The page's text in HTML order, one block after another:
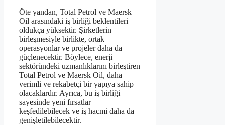
Öte yandan, Total Petrol ve Maersk
Oil arasındaki iş birliği beklentileri
oldukça yüksektir. Şirketlerin
birleşmesiyle birlikte, ortak
operasyonlar ve projeler daha da
güçlenecektir. Böylece, enerji
sektöründeki uzmanlıklarını birleştiren
Total Petrol ve Maersk Oil, daha
verimli ve rekabetçi bir yapıya sahip
olacaklardır. Ayrıca, bu iş birliği
sayesinde yeni fırsatlar
keşfedilebilecek ve iş hacmi daha da
genişletilebilecektir.